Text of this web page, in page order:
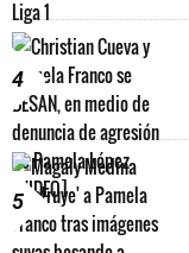
4
5